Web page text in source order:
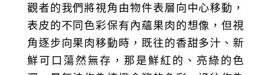
觀者的我們將視角由物件表層向中心移動，
表皮的不同色彩保有內蘊果肉的想像，但視
角逐步向果肉移動時，既往的香甜多汁、新
鮮可口蕩然無存，那是鮮紅的、亮綠的色